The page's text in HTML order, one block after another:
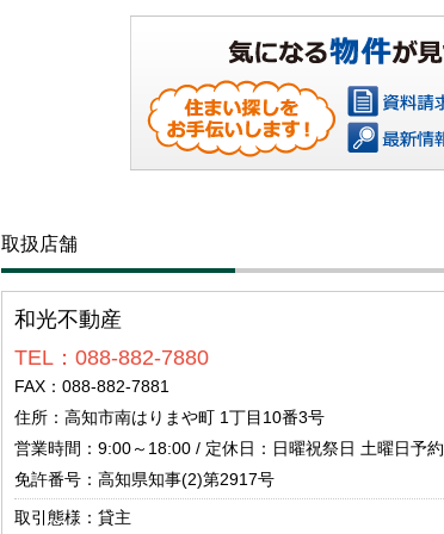
取扱店舗
和光不動産
TEL：088-882-7880
FAX：088-882-7881
住所：高知市南はりまや町 1丁目10番3号
営業時間：9:00～18:00 / 定休日：日曜祝祭日 土曜日予約
免許番号：高知県知事(2)第2917号
取引態様：貸主